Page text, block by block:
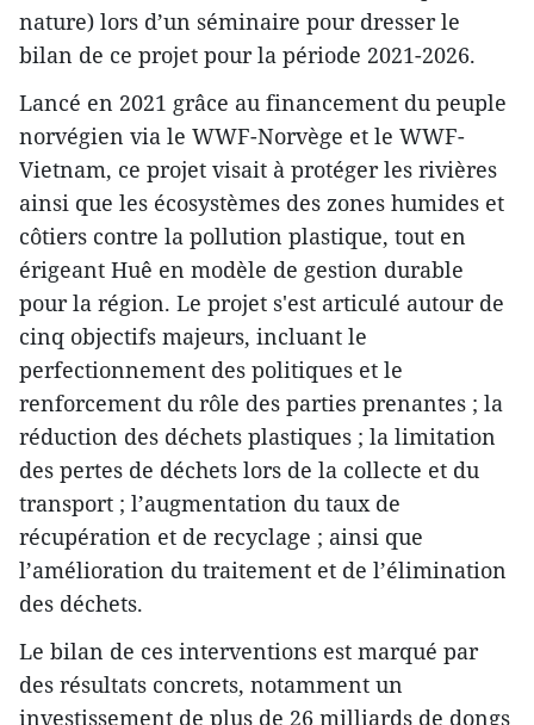
nature) lors d’un séminaire pour dresser le
bilan de ce projet pour la période 2021-2026.
Lancé en 2021 grâce au financement du peuple
norvégien via le WWF-Norvège et le WWF-
Vietnam, ce projet visait à protéger les rivières
ainsi que les écosystèmes des zones humides et
côtiers contre la pollution plastique, tout en
érigeant Huê en modèle de gestion durable
pour la région. Le projet s'est articulé autour de
cinq objectifs majeurs, incluant le
perfectionnement des politiques et le
renforcement du rôle des parties prenantes ; la
réduction des déchets plastiques ; la limitation
des pertes de déchets lors de la collecte et du
transport ; l’augmentation du taux de
récupération et de recyclage ; ainsi que
l’amélioration du traitement et de l’élimination
des déchets.
Le bilan de ces interventions est marqué par
des résultats concrets, notamment un
investissement de plus de 26 milliards de dongs